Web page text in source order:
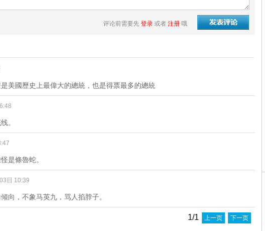
评论前需要先 登录 或者 注册 哦
美國歷史上最偉大的總統，也是得票最多的總統
。
是條魯蛇。
日 10:39
向，不象马英九，骂人掐脖子。
1/1 上一页 下一页